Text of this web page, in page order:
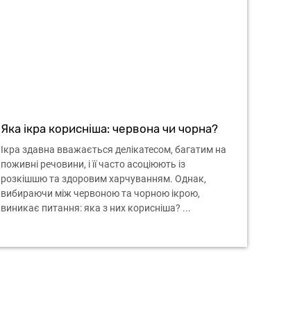
Яка ікра корисніша: червона чи чорна?
Ікра здавна вважається делікатесом, багатим на
поживні речовини, і її часто асоціюють із
розкішшю та здоровим харчуванням. Однак,
вибираючи між червоною та чорною ікрою,
виникає питання: яка з них корисніша? ...